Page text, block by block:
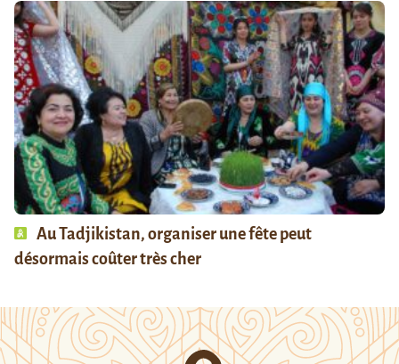
Au Tadjikistan, organiser une fête peut
désormais coûter très cher